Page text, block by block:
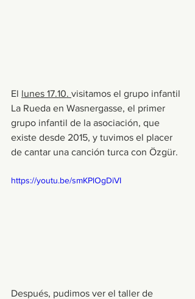
El lunes 17.10. visitamos el grupo infantil
La Rueda en Wasnergasse, el primer
grupo infantil de la asociación, que
existe desde 2015, y tuvimos el placer
de cantar una canción turca con Özgür.
https://youtu.be/smKPlOgDiVI
Después, pudimos ver el taller de